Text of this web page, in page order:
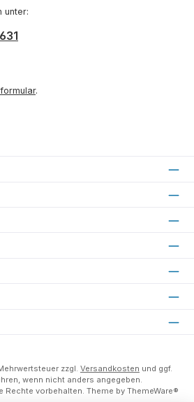
unter:
.
zzgl. Versandkosten und ggf.
wenn nicht anders angegeben.
Rechte vorbehalten. Theme by ThemeWare®